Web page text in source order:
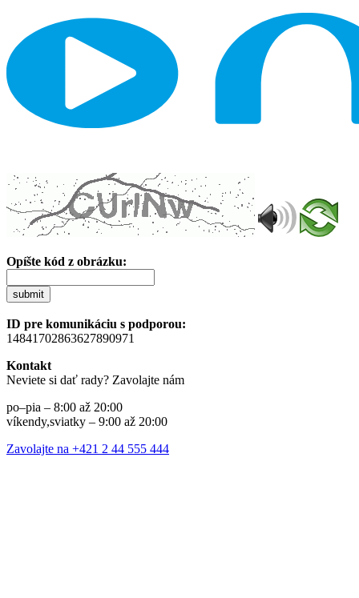
Opíšte kód z obrázku:
submit
ID pre komunikáciu s podporou:
14841702863627890971
Kontakt
Neviete si dať rady? Zavolajte nám
po–pia – 8:00 až 20:00
víkendy,sviatky – 9:00 až 20:00
Zavolajte na +421 2 44 555 444